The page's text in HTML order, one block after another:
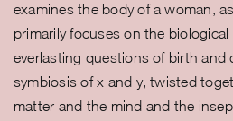
examines the body of a woman,
primarily focuses on the
everlasting questions of birth
symbiosis of x and y, twisted
matter and the mind and the